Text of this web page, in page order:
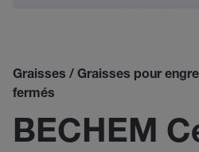
Graisses / Graisses pour
fermés
BECHEM